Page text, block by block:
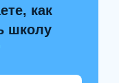
как
школу